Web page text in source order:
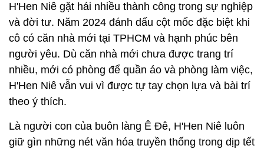
H'Hen Niê gặt hái nhiều thành công trong sự nghiệp
và đời tư. Năm 2024 đánh dấu cột mốc đặc biệt khi
cô có căn nhà mới tại TPHCM và hạnh phúc bên
người yêu. Dù căn nhà mới chưa được trang trí
nhiều, mới có phòng để quần áo và phòng làm việc,
H'Hen Niê vẫn vui vì được tự tay chọn lựa và bài trí
theo ý thích.
Là người con của buôn làng Ê Đê, H'Hen Niê luôn
giữ gìn những nét văn hóa truyền thống trong dịp tết